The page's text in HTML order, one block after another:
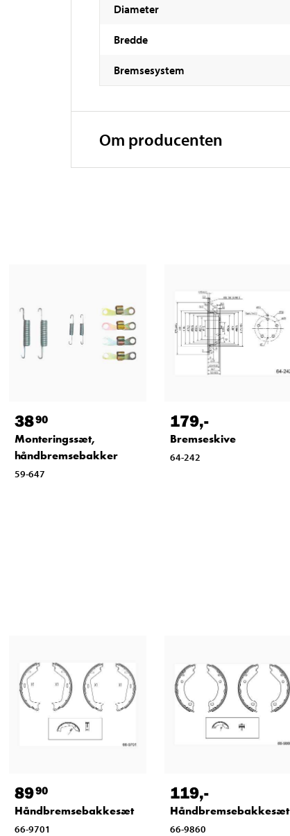
Diameter
Bredde
Bremsesystem
Om producenten
3890
Monteringssæt,
håndbremsebakker
59-647
179,-
Bremseskive
64-242
8990
Håndbremsebakkesæt
66-9701
119,-
Håndbremsebakkesæt
66-9860